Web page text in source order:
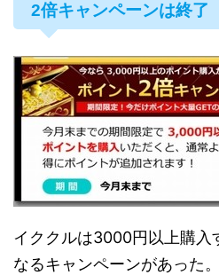
2倍キャンペーンは終了
イククルは3000円以上購入
なるキャンペーンがあった。